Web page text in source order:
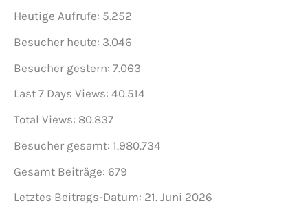
Heutige Aufrufe: 5.252
Besucher heute: 3.046
Besucher gestern: 7.063
Last 7 Days Views: 40.514
Total Views: 80.837
Besucher gesamt: 1.980.734
Gesamt Beiträge: 679
Letztes Beitrags-Datum: 21. Juni 2026